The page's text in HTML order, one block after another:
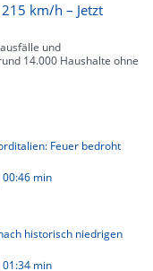
km/h – Jetzt
und
14.000 Haushalte ohne
Feuer bedroht
00:46 min
historisch niedrigen
01:34 min